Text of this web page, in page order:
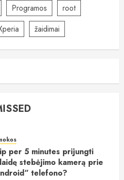
Programos
root
žaidimai
per 5 minutes prijungti
stebėjimo kamerą prie
telefono?